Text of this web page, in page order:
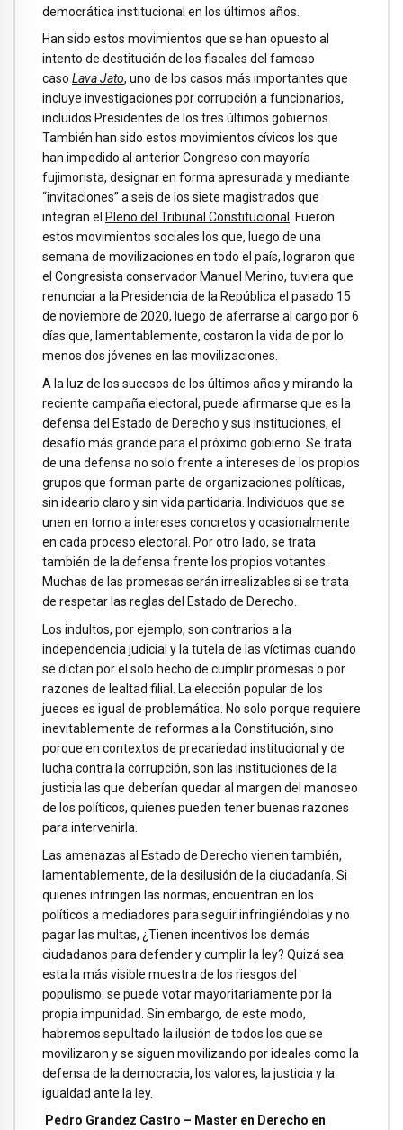
democrática institucional en los últimos años.
Han sido estos movimientos que se han opuesto al
intento de destitución de los fiscales del famoso
caso Lava Jato, uno de los casos más importantes que
incluye investigaciones por corrupción a funcionarios,
incluidos Presidentes de los tres últimos gobiernos.
También han sido estos movimientos cívicos los que
han impedido al anterior Congreso con mayoría
fujimorista, designar en forma apresurada y mediante
“invitaciones” a seis de los siete magistrados que
integran el Pleno del Tribunal Constitucional. Fueron
estos movimientos sociales los que, luego de una
semana de movilizaciones en todo el país, lograron que
el Congresista conservador Manuel Merino, tuviera que
renunciar a la Presidencia de la República el pasado 15
de noviembre de 2020, luego de aferrarse al cargo por 6
días que, lamentablemente, costaron la vida de por lo
menos dos jóvenes en las movilizaciones.
A la luz de los sucesos de los últimos años y mirando la
reciente campaña electoral, puede afirmarse que es la
defensa del Estado de Derecho y sus instituciones, el
desafío más grande para el próximo gobierno. Se trata
de una defensa no solo frente a intereses de los propios
grupos que forman parte de organizaciones políticas,
sin ideario claro y sin vida partidaria. Individuos que se
unen en torno a intereses concretos y ocasionalmente
en cada proceso electoral. Por otro lado, se trata
también de la defensa frente los propios votantes.
Muchas de las promesas serán irrealizables si se trata
de respetar las reglas del Estado de Derecho.
Los indultos, por ejemplo, son contrarios a la
independencia judicial y la tutela de las víctimas cuando
se dictan por el solo hecho de cumplir promesas o por
razones de lealtad filial. La elección popular de los
jueces es igual de problemática. No solo porque requiere
inevitablemente de reformas a la Constitución, sino
porque en contextos de precariedad institucional y de
lucha contra la corrupción, son las instituciones de la
justicia las que deberían quedar al margen del manoseo
de los políticos, quienes pueden tener buenas razones
para intervenirla.
Las amenazas al Estado de Derecho vienen también,
lamentablemente, de la desilusión de la ciudadanía. Si
quienes infringen las normas, encuentran en los
políticos a mediadores para seguir infringiéndolas y no
pagar las multas, ¿Tienen incentivos los demás
ciudadanos para defender y cumplir la ley? Quizá sea
esta la más visible muestra de los riesgos del
populismo: se puede votar mayoritariamente por la
propia impunidad. Sin embargo, de este modo,
habremos sepultado la ilusión de todos los que se
movilizaron y se siguen movilizando por ideales como la
defensa de la democracia, los valores, la justicia y la
igualdad ante la ley.
Pedro Grandez Castro – Master en Derecho en